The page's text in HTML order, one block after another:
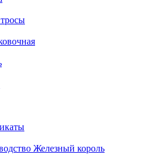
Железный король